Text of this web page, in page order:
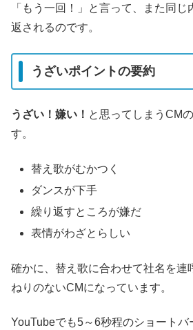
「もう一回！」と言って、また同じ
返されるのです。
うざいポイントの要約
うざい！嫌い！ と思ってしまうCM
す。
替え歌がむかつく
ダンスが下手
繰り返すところが嫌だ
表情がわざとらしい
確かに、替え歌に合わせて社名を連
ねりのないCMになっています。
YouTubeでも5～6秒程のショートバ